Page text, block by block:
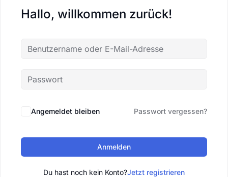
Hallo, willkommen zurück!
Angemeldet bleiben Passwort vergessen?
Anmelden
Du hast noch kein Konto?Jetzt registrieren